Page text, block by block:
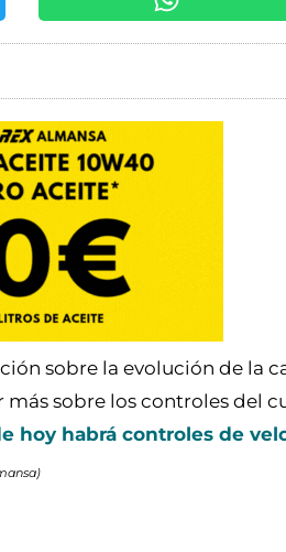
sobre la evolución de la
sobre los controles del
hoy habrá controles de